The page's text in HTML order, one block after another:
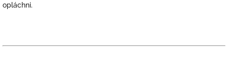
opláchni.